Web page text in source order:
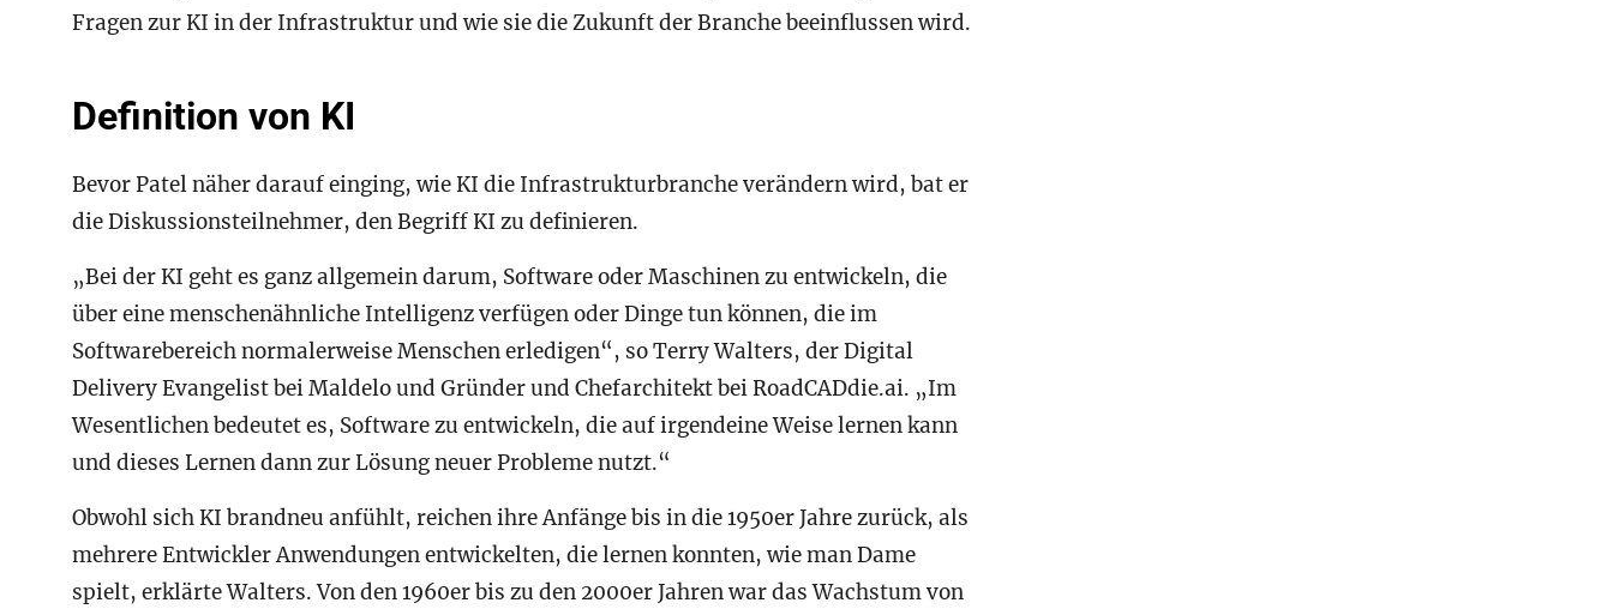
Fragen zur KI in der Infrastruktur und wie sie die Zukunft der Branche beeinflussen wird.
Definition von KI
Bevor Patel näher darauf einging, wie KI die Infrastrukturbranche verändern wird, bat er
die Diskussionsteilnehmer, den Begriff KI zu definieren.
„Bei der KI geht es ganz allgemein darum, Software oder Maschinen zu entwickeln, die
über eine menschenähnliche Intelligenz verfügen oder Dinge tun können, die im
Softwarebereich normalerweise Menschen erledigen“, so Terry Walters, der Digital
Delivery Evangelist bei Maldelo und Gründer und Chefarchitekt bei RoadCADdie.ai. „Im
Wesentlichen bedeutet es, Software zu entwickeln, die auf irgendeine Weise lernen kann
und dieses Lernen dann zur Lösung neuer Probleme nutzt.“
Obwohl sich KI brandneu anfühlt, reichen ihre Anfänge bis in die 1950er Jahre zurück, als
mehrere Entwickler Anwendungen entwickelten, die lernen konnten, wie man Dame
spielt, erklärte Walters. Von den 1960er bis zu den 2000er Jahren war das Wachstum von